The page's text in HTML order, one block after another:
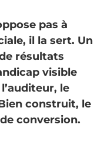
pas à
il la sert. Un
résultats
visible
le
construit, le
conversion.